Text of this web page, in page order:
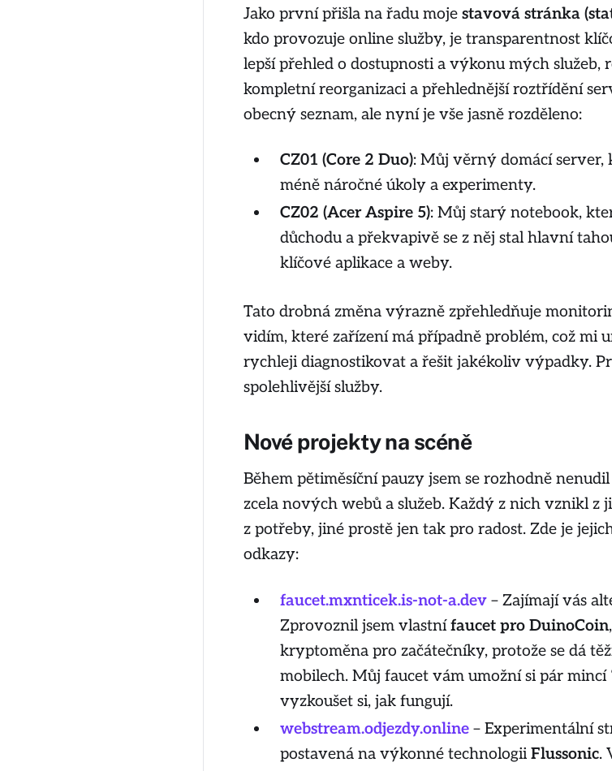
Jako první přišla na řadu moje stavová stránka
kdo provozuje online služby, je transparentnost
lepší přehled o dostupnosti a výkonu mých služeb,
kompletní reorganizaci a přehlednější roztřídění
obecný seznam, ale nyní je vše jasně rozděleno:
CZ01 (Core 2 Duo): Můj věrný domácí
méně náročné úkoly a experimenty.
CZ02 (Acer Aspire 5): Můj starý notebook,
důchodu a překvapivě se z něj stal hlavní
klíčové aplikace a weby.
Tato drobná změna výrazně zpřehledňuje
vidím, které zařízení má případně problém, což mi
rychleji diagnostikovat a řešit jakékoliv výpadky.
spolehlivější služby.
Nové projekty na scéně
Během pětiměsíční pauzy jsem se rozhodně
zcela nových webů a služeb. Každý z nich vznikl z
z potřeby, jiné prostě jen tak pro radost. Zde je
odkazy:
faucet.mxnticek.is-not-a.dev– Zajímají vás
Zprovoznil jsem vlastnífaucet pro DuinoCoin
kryptoměna pro začátečníky, protože se dá
mobilech. Můj faucet vám umožní si pár mincí
vyzkoušet si, jak fungují.
webstream.odjezdy.online– Experimentální
postavená na výkonné technologii Flussonic.